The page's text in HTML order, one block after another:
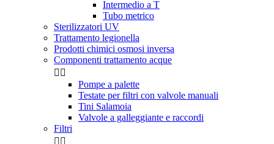
Intermedio a T
Tubo metrico
Sterilizzatori UV
Trattamento legionella
Prodotti chimici osmosi inversa
Componenti trattamento acque
 
Pompe a palette
Testate per filtri con valvole manuali
Tini Salamoia
Valvole a galleggiante e raccordi
Filtri
 